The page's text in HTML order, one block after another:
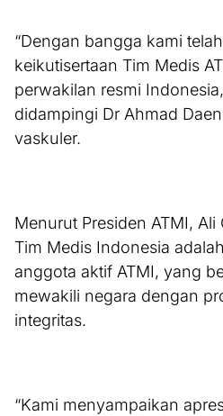
“Dengan bangga kami
keikutisertaan Tim Medis
perwakilan resmi
didampingi Dr Ahmad
vaskuler.
Menurut Presiden ATMI,
Tim Medis Indonesia
anggota aktif ATMI, yang
mewakili negara dengan
integritas.
“Kami menyampaikan